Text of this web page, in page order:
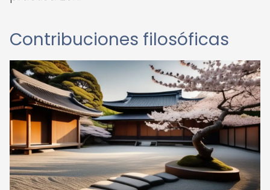
Contribuciones filosóficas